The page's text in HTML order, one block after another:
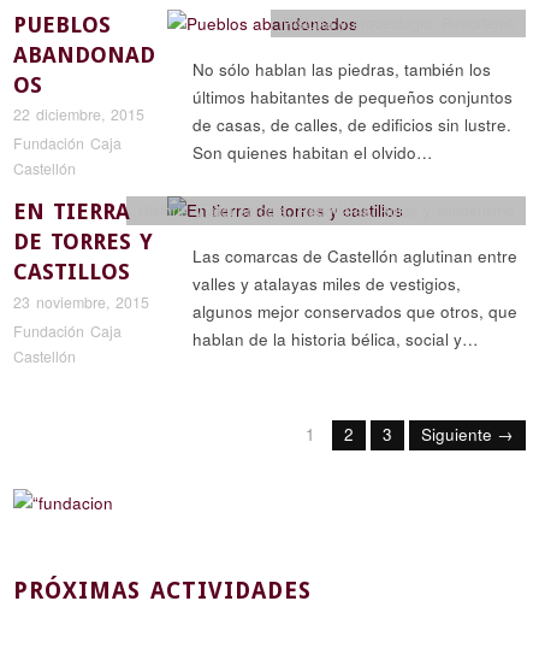
PUEBLOS
ABANDONAD
OS
22 diciembre, 2015
Fundación Caja
Castellón
Historia y arqueología
No sólo hablan las piedras, también los
últimos habitantes de pequeños conjuntos
de casas, de calles, de edificios sin lustre.
Son quienes habitan el olvido…
EN TIERRA
DE TORRES Y
CASTILLOS
23 noviembre, 2015
Fundación Caja
Castellón
Historia y arqueología,Reportajes,Rutas y senderismo
Las comarcas de Castellón aglutinan entre
valles y atalayas miles de vestigios,
algunos mejor conservados que otros, que
hablan de la historia bélica, social y…
1 2 3 Siguiente →
PRÓXIMAS ACTIVIDADES